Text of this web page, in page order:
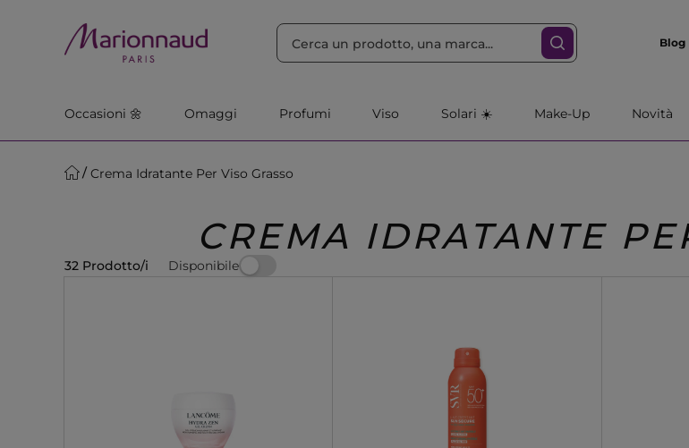
Blog
Occasioni 🌼 Omaggi Profumi Viso Solari ☀️ Make-Up Novità
Crema Idratante Per Viso Grasso
CREMA IDRATANTE
32 Prodotto/i Disponibile